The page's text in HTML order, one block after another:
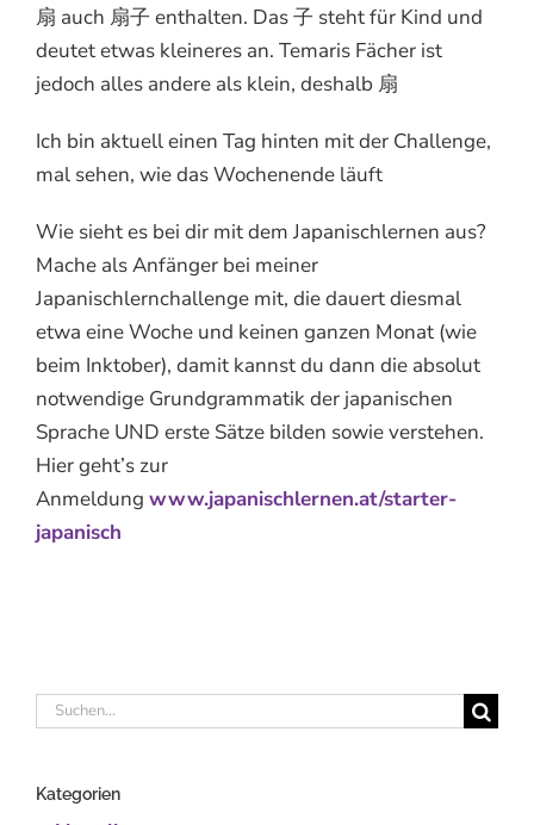
扇 auch 扇子 enthalten. Das 子 steht für Kind und
deutet etwas kleineres an. Temaris Fächer ist
jedoch alles andere als klein, deshalb 扇
Ich bin aktuell einen Tag hinten mit der Challenge,
mal sehen, wie das Wochenende läuft
Wie sieht es bei dir mit dem Japanischlernen aus?
Mache als Anfänger bei meiner
Japanischlernchallenge mit, die dauert diesmal
etwa eine Woche und keinen ganzen Monat (wie
beim Inktober), damit kannst du dann die absolut
notwendige Grundgrammatik der japanischen
Sprache UND erste Sätze bilden sowie verstehen.
Hier geht’s zur
Anmeldung www.japanischlernen.at/starter-
japanisch
Suche
Kategorien